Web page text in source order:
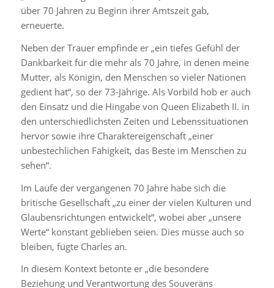
über 70 Jahren zu Beginn ihrer Amtszeit gab,
erneuerte.
Neben der Trauer empfinde er „ein tiefes Gefühl der
Dankbarkeit für die mehr als 70 Jahre, in denen meine
Mutter, als Königin, den Menschen so vieler Nationen
gedient hat“, so der 73-Jährige. Als Vorbild hob er auch
den Einsatz und die Hingabe von Queen Elizabeth II. in
den unterschiedlichsten Zeiten und Lebenssituationen
hervor sowie ihre Charaktereigenschaft „einer
unbestechlichen Fähigkeit, das Beste im Menschen zu
sehen“.
Im Laufe der vergangenen 70 Jahre habe sich die
britische Gesellschaft „zu einer der vielen Kulturen und
Glaubensrichtungen entwickelt“, wobei aber „unsere
Werte“ konstant geblieben seien. Dies müsse auch so
bleiben, fügte Charles an.
In diesem Kontext betonte er „die besondere
Beziehung und Verantwortung des Souveräns